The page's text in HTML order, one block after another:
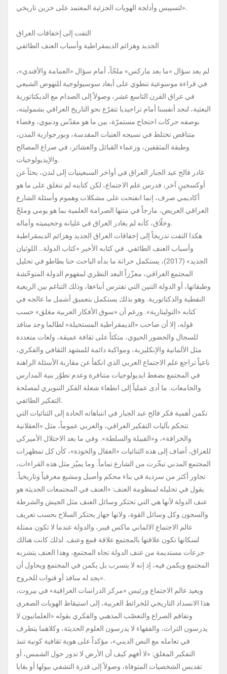
لتسييس وأدلجة الهويات الجزئية المعتمد على خزين تاريخي».
التفت إلى إخفاقات العراق
الجديد وهزائم الديمقراطية وأسباب العنف الطائفي
لم يعد سؤال «ما بعد ماركس» ملحّاً، أمام سؤال «العمامة والأفندي»،
في قراءة موسوعية تنطوي على أبعاد سوسيولوجية للنهوض الشيعي
في عراق القرن التاسع عشر، وصولاً إلى الصدام مع الديكتاتورية
البعثية، لنجد أنفسنا أمام تراجيديا تتفرّع نحو التاريخ العراقي بشموليته،
بوصفه حركات احتجاج مستمرّة، بين ما هو مقدّس ودنيوي، وفضاء
متناقض تختلط في نسيجه العتبات المقدسة، وبورجوازية المدن،
وطبقة المثقفين، وزعماء القبائل والعشائر، في صراع المصالح
والإيديولوجيات.
غادر فالح عبد الجبار العراق في أواخر السبعينيات إلى لندن، بحثاً عن
أوكسجينٍ آخر، فدرس علم الاجتماع، لكن كتابته لم تنغلق على ما هو
أكاديمي صرف، إنما انفتحت على مشكلات وهموم وأسئلة الشارع
العراقي العريض، مازجاً في متنها الصرامة العلمية بما هو يومي وملحّ
وخلّاق، كأنه لم يغادر العراق في غليانه وجحيميته وآماله.
هكذا التفت تدريجاً إلى إخفاقات العراق الجديد وهزائم الديمقراطية
وأسباب العنف الطائفي. في كتابه الأخير «كتاب الدولة.. اللوثيان
الجديد» (2017)، يستكمل حراثة ما بدأه الباحث حنا بطاطو في تحليل
المجتمع العراقي، معزّزاً البعد النظري لمفهوم الدولة المتوحّشة
وطبقاتها، أو الدولة التنين التي تفترس أبناءها، وذلك التناغم بين الريعية
النفطية والدكتاتورية. وهو بذلك يستكمل بتعميق أشمل ما عالجه في
كتابه «التوليتارية». ورغم أن «سوق الأفكار العربية مغلق» حسب
قوله، إلا أن صاحب «الديمقراطية المستحيلة» لطالما وجد منافذ
للسجال والحضور الحيوي، متكئاً على ثقافة عميقة، ولغات متعددة
مثل الألمانية والإنكليزية، ومواكبة دائمة للمشهد الثقافي والفكري،
ناعياً تراجع علم الاجتماع العربي الذي انكفأ عن مقاربة الأسئلة الراهنة
في المجتمع بضغط ايديولوجيات متنافرة وعدم تطوّر بنية المدارس
والجامعات. ما أدى عملياً إلى انطفاء شعلة الفكر التنويري لمصلحة
التفكير الطائفي.
تكمن أهمية فكر فالح عبد الجبار في انتباهاته الحادة إلى الثنائيات التي
تتحكم بآليات التفكير العراقي، والعربي عموماً، مثل «العقلانية
والخرافة»، و«القبيلة والسلطة». وفي ما بعد الاحتلال الأميركي
للعراق، أضاف إلى هذه الثنائيات «العقال والخوذة»، كأن كل تمظهرات
المجتمع المدني تبخّرت من الشارع تماماً. وما يميّز مثل هذه القراءات،
تجاور أكثر من سردية في بناء محكم وأصيل ومشبع معرفياً وتاريخياً.
يقول في تحليله لمنظومة العنف: «العنف في المجتمعات الحديثة هو
عنف الدولة لأنها هي التي تحتكر وسائل العنف مثل الجيش والشرطة
والسجون وكل وسائل القوة، ولانها جهاز يحتكر السلاح بحسب تعريف
عالم الاجتماع الالماني ماكس فيبر، والدولة عندما لا تكون ممثلة
لسكانها تكون علاقتها بالمجتمع علاقة قمع وعنف. لذلك كانت هنالك
جرعات مستديمة من عنف الدولة تجاه المجتمع، وهذا العنف يتشربه
المجتمع ويكمن فيه، إذ إنه لا يتسرب بل يكمن في المجتمع ويحاول أن
يجد له منافذ أو قنوات للخروج».
ويعيد عالم الاجتماع ورئيس «مركز الدراسات العراقية» في بيروت،
هذا الانسداد التاريخي للخرائط العربية، إلى استيقاظ الهويات الصغرى
وتفاقم الصراع والتعصّب المذهبي والفكري بقوله «العلمانيون لا
يدرسون التراث، والفقهاء لا يدرسون العلوم الحديثة، وكلاهما يتطرف
في تعامله مع النص الديني»، مؤكداً على هوية ثقافية كونية تنبذ
التفكير المغلق: «لا أفهم كيف أن الأرض لا تدور حول الشمس، أو
تقديس الشخصيات المتوفاة، وصولاً إلى قدرة التشفي ببولها أو بقايا